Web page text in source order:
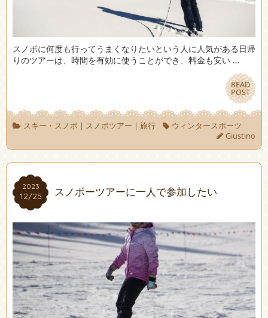
スノボに何度も行ってうまくなりたいという人に人気がある日帰
りのツアーは、時間を有効に使うことができ、料金も安い …
READ
POST
READ
POST
スキー・スノボ | スノボツアー | 旅行
ウィンタースポーツ
Giustino
2023
12/25
2023
12/25 スノボーツアーに一人で参加したい